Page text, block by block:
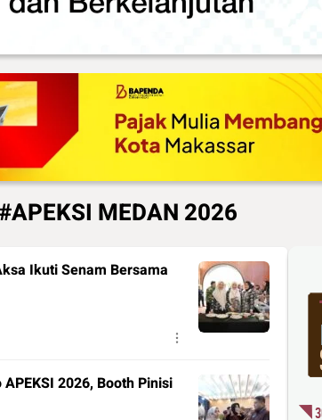
MEDAN 2026
Ikuti Senam Bersama
2026, Booth Pinisi